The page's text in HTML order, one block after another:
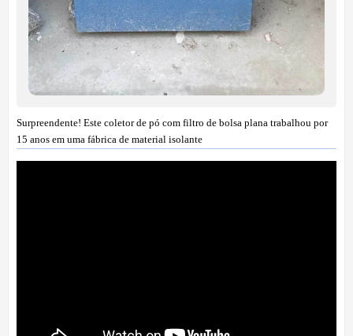
Surpreendente! Este coletor de pó com filtro de bolsa plana trabalhou por
15 anos em uma fábrica de material isolante